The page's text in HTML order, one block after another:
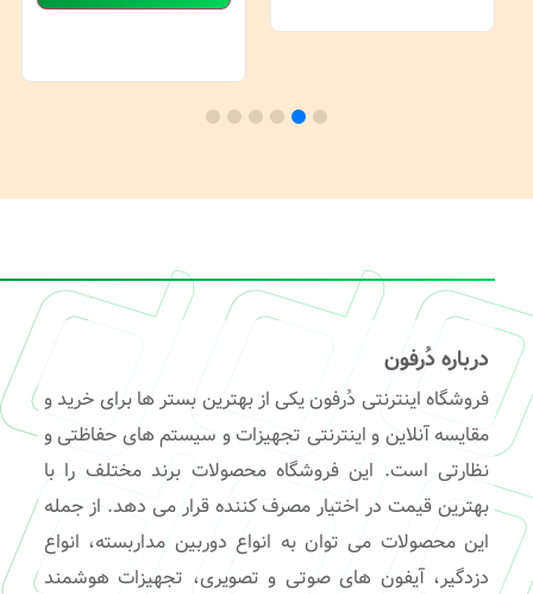
درباره دُرفون
فروشگاه اینترنتی دُرفون یکی از بهترین بستر ها برای خرید و
مقایسه آنلاین و اینترنتی تجهیزات و سیستم های حفاظتی و
نظارتی است. این فروشگاه محصولات برند مختلف را با
بهترین قیمت در اختیار مصرف کننده قرار می دهد. از جمله
این محصولات می توان به انواع دوربین مداربسته، انواع
دزدگیر، آیفون های صوتی و تصویری، تجهیزات هوشمند